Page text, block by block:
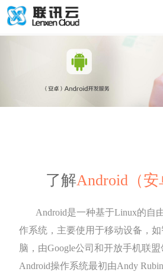
了解Android（
Android是一种基于Linux的自
作系统，主要使用于移动设备，
脑，由Google公司和开放手机联盟
Android操作系统最初由Andy